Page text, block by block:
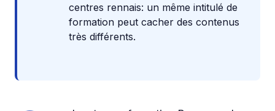
centres rennais: un même intitulé de
formation peut cacher des contenus
très différents.